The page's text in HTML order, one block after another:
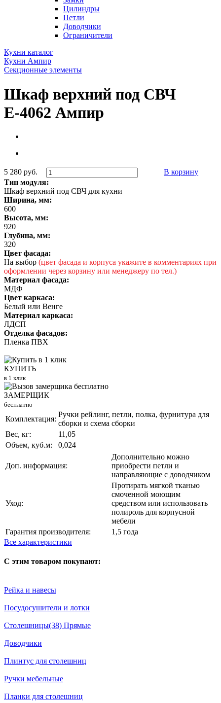
Цилиндры
Петли
Доводчики
Ограничители
Кухни каталог
Кухни Ампир
Секционные элементы
Шкаф верхний под СВЧ
Е-4062 Ампир
5 280 руб.
В корзину
Тип модуля:
Шкаф верхний под СВЧ для кухни
Ширина, мм:
600
Высота, мм:
920
Глубина, мм:
320
Цвет фасада:
На выбор (цвет фасада и корпуса укажите в комментариях при
оформлении через корзину или менеджеру по тел.)
Материал фасада:
МДФ
Цвет каркаса:
Белый или Венге
Материал каркаса:
ЛДСП
Отделка фасадов:
Пленка ПВХ
КУПИТЬ
в 1 клик
ЗАМЕРЩИК
бесплатно
Комплектация:
Ручки рейлинг, петли, полка, фурнитура для
сборки и схема сборки
Вес, кг:
11,05
Объем, куб.м:
0,024
Доп. информация:
Дополнительно можно
приобрести петли и
направляющие с доводчиком
Уход:
Протирать мягкой тканью
смоченной моющим
средством или использовать
полироль для корпусной
мебели
Гарантия производителя:
1,5 года
Все характеристики
С этим товаром покупают:
Рейка и навесы
Посудосушители и лотки
Столешницы(38) Прямые
Доводчики
Плинтус для столешниц
Ручки мебельные
Планки для столешниц